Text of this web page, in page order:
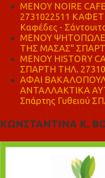
MENOY NOIRE
2731022511
Καφέδες -
ΜΕΝΟΥ
ΤΗΣ ΜΑΣΑΣ"
ΜΕΝΟΥ HISTORY
ΣΠΑΡΤΗ ΤΗΛ. 27310
ΑΦΑΙ
ΑΝΤΑΛΛΑΚΤΙΚΑ
Σπάρτης Γυθειού
ΚΩΝΣΤΑΝΤΙΝΑ Κ.